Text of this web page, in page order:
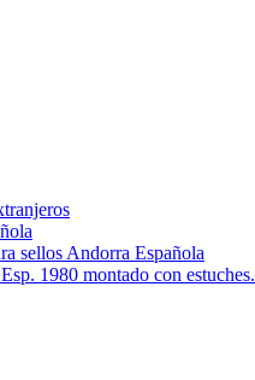
sellos Andorra Española
1980 montado con estuches.